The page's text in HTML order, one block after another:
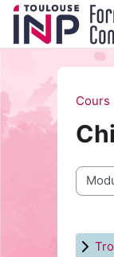
Passer au contenu
Cours